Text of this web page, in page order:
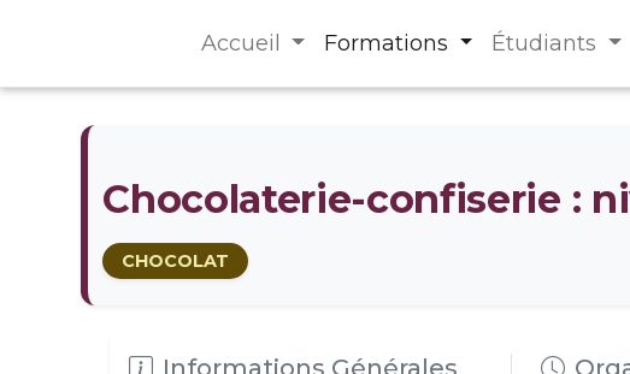
Accueil Formations Étudiants
Chocolaterie-confiserie :
CHOCOLAT
Informations Générales